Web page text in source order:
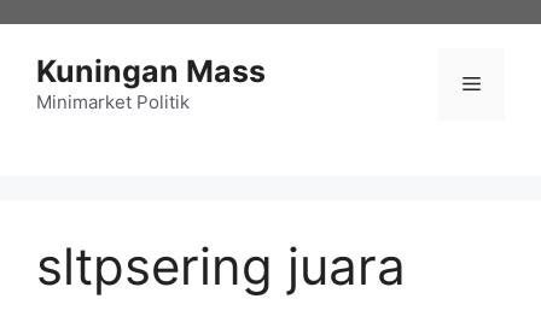
Kuningan Mass
Minimarket Politik
Menu
sltpsering juara